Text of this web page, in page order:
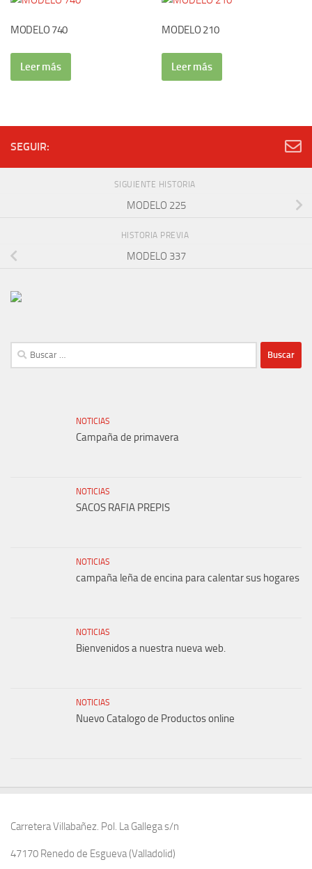
MODELO 740
Leer más
MODELO 210
Leer más
SEGUIR:
SIGUIENTE HISTORIA
MODELO 225
HISTORIA PREVIA
MODELO 337
Buscar:
NOTICIAS
Campaña de primavera
NOTICIAS
SACOS RAFIA PREPIS
NOTICIAS
campaña leña de encina para calentar sus hogares
NOTICIAS
Bienvenidos a nuestra nueva web.
NOTICIAS
Nuevo Catalogo de Productos online
Carretera Villabañez. Pol. La Gallega s/n
47170 Renedo de Esgueva (Valladolid)